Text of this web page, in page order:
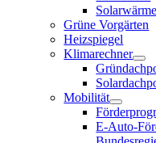
Solarwärme
Grüne Vorgärten
Heizspiegel
Klimarechner
Mobilität
E-Auto-